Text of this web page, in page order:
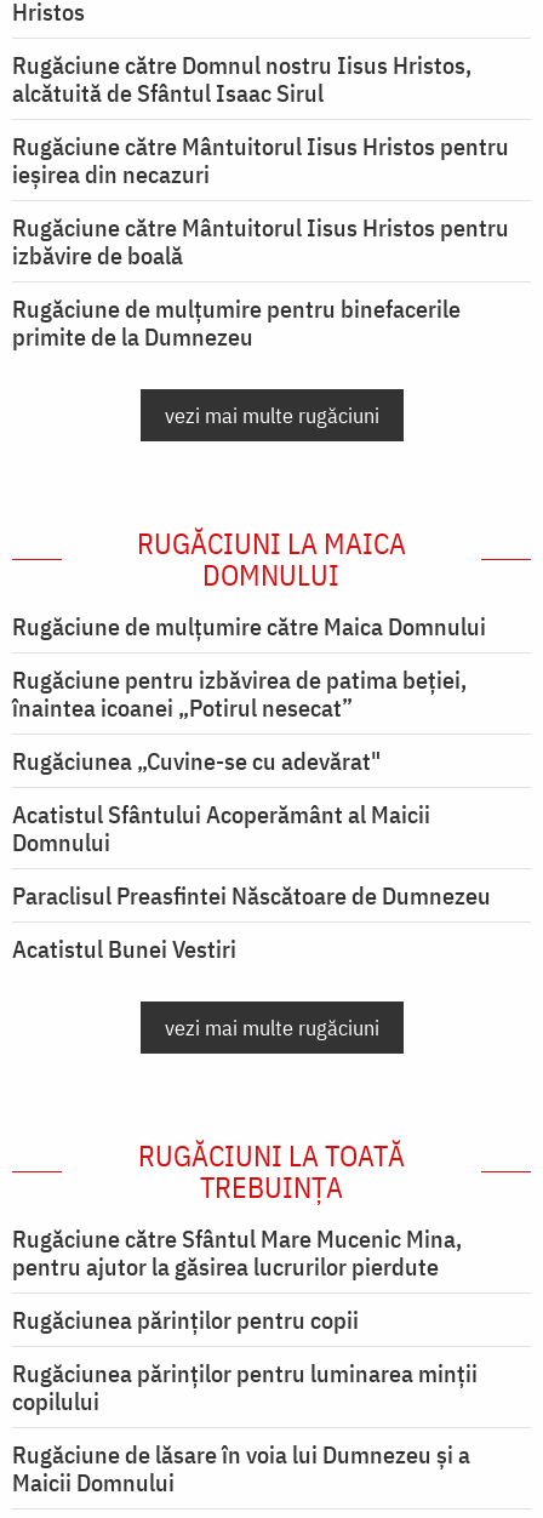
Hristos
Rugăciune către Domnul nostru Iisus Hristos,
alcătuită de Sfântul Isaac Sirul
Rugăciune către Mântuitorul Iisus Hristos pentru
ieşirea din necazuri
Rugăciune către Mântuitorul Iisus Hristos pentru
izbăvire de boală
Rugăciune de mulțumire pentru binefacerile
primite de la Dumnezeu
vezi mai multe rugăciuni
RUGĂCIUNI LA MAICA
DOMNULUI
Rugăciune de mulţumire către Maica Domnului
Rugăciune pentru izbăvirea de patima beției,
înaintea icoanei „Potirul nesecat”
Rugăciunea „Cuvine-se cu adevărat"
Acatistul Sfântului Acoperământ al Maicii
Domnului
Paraclisul Preasfintei Născătoare de Dumnezeu
Acatistul Bunei Vestiri
vezi mai multe rugăciuni
RUGĂCIUNI LA TOATĂ
TREBUINȚA
Rugăciune către Sfântul Mare Mucenic Mina,
pentru ajutor la găsirea lucrurilor pierdute
Rugăciunea părinților pentru copii
Rugăciunea părinților pentru luminarea minţii
copilului
Rugăciune de lăsare în voia lui Dumnezeu şi a
Maicii Domnului